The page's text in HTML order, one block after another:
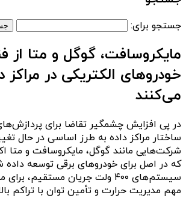
جستجو برای:
مایکروسافت، گوگل و متا از
خودروهای الکتریکی در مراکز
می‌کنند
در پی افزایش چشمگیر تقاضا برای
ساختار مراکز داده به طرز اساسی در حال
شرکت‌هایی مانند گوگل، مایکروسافت و متا
که در اصل برای خودروهای برقی توسعه داده
سیستم‌های ۴۰۰ ولت جریان مستقیم،
مهم مدیریت حرارت و تأمین توان با تراکم